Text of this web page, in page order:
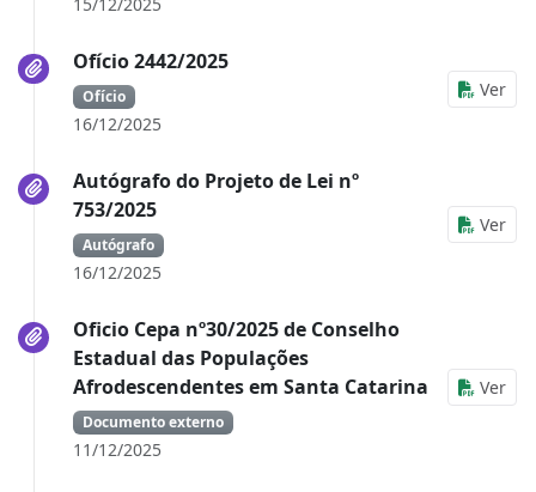
Ofício 2442/2025
Ofício
16/12/2025
Ver
Autógrafo do Projeto de Lei nº
753/2025
Autógrafo
16/12/2025
Ver
Oficio Cepa nº30/2025 de Conselho
Estadual das Populações
Afrodescendentes em Santa Catarina
Documento externo
11/12/2025
Ver